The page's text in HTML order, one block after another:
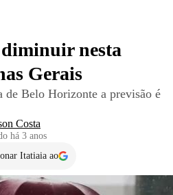
nesta
Gerais
Belo Horizonte a previsão é
Costa
há 3 anos
Itatiaia ao